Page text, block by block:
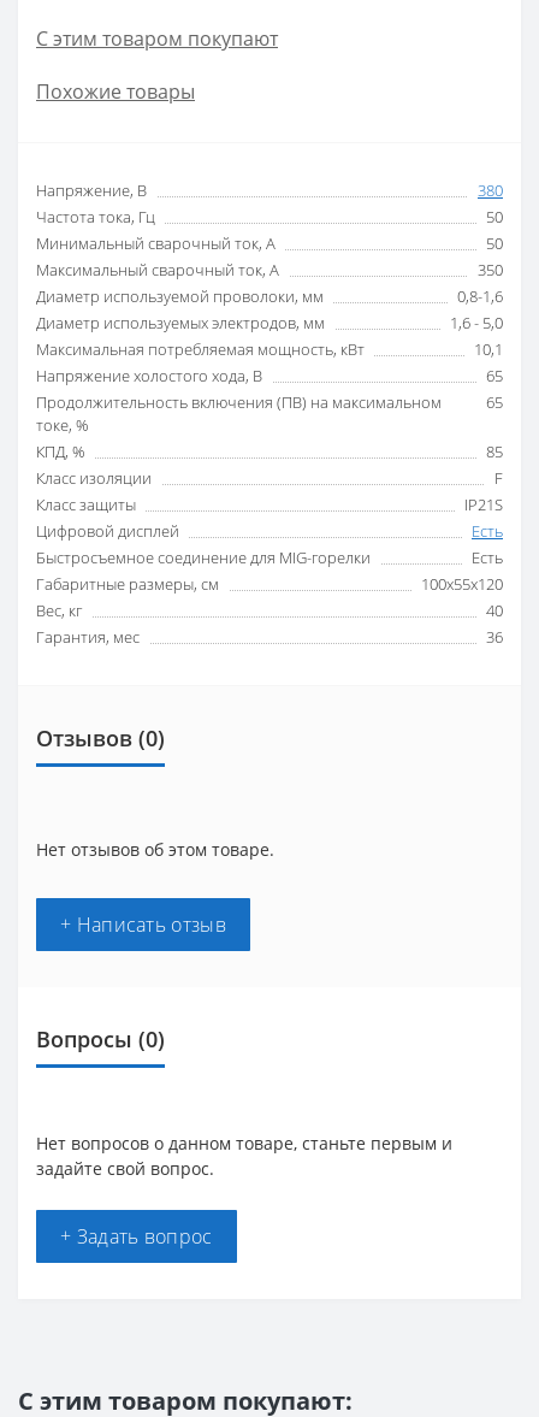
С этим товаром покупают
Похожие товары
Напряжение, В
380
Частота тока, Гц
50
Минимальный сварочный ток, А
50
Максимальный сварочный ток, А
350
Диаметр используемой проволоки, мм
0,8-1,6
Диаметр используемых электродов, мм
1,6 - 5,0
Максимальная потребляемая мощность, кВт
10,1
Напряжение холостого хода, В
65
Продолжительность включения (ПВ) на максимальном
токе, %
65
КПД, %
85
Класс изоляции
F
Класс защиты
IP21S
Цифровой дисплей
Есть
Быстросъемное соединение для MIG-горелки
Есть
Габаритные размеры, см
100х55х120
Вес, кг
40
Гарантия, мес
36
Отзывов (0)
Нет отзывов об этом товаре.
+ Написать отзыв
Вопросы (0)
Нет вопросов о данном товаре, станьте первым и
задайте свой вопрос.
+ Задать вопрос
С этим товаром покупают: